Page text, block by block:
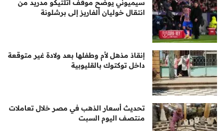
سيميوني يوضح موقف أتلتيكو مدريد من
انتقال خوليان ألفاريز إلى برشلونة
إنقاذ مذهل لأم وطفلها بعد ولادة غير متوقعة
داخل توكتوك بالقليوبية
تحديث أسعار الذهب في مصر خلال تعاملات
منتصف اليوم السبت